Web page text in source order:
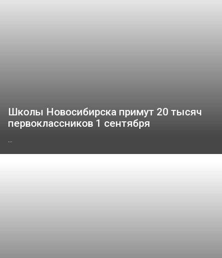
Школы Новосибирска примут 20 тысяч
первоклассников 1 сентября
...